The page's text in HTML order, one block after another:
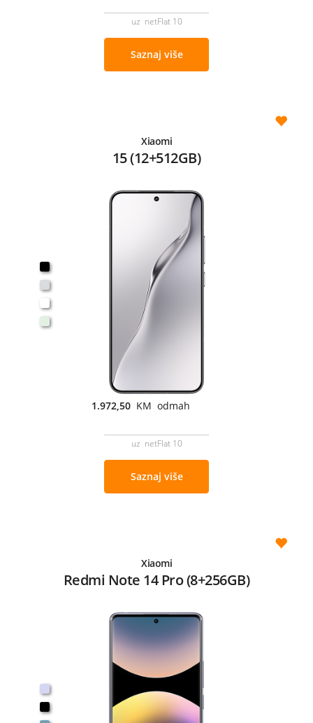
uz netFlat 10
Saznaj više
Xiaomi
15 (12+512GB)
1.972,50 KM odmah
uz netFlat 10
Saznaj više
Xiaomi
Redmi Note 14 Pro (8+256GB)